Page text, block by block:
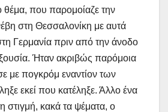
θέμα, που παρομοίαζε την
στη Θεσσαλονίκη με αυτά
Γερμανία πριν από την άνοδο
Ήταν ακριβώς παρόμοια
με πογκρόμ εναντίον των
εκεί που κατέληξε. Άλλο ένα
στιγμή, κακά τα ψέματα, ο